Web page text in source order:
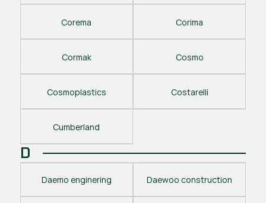
Corema Corima
Cormak Cosmo
Cosmoplastics Costarelli
Cumberland
D
Daemo enginering Daewoo construction